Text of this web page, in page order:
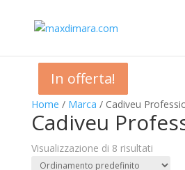
Home / Marca / Cadiveu
Cadiveu
Visualizzazione di 8 risultati
In offerta!
In offerta!
In offerta!
In offerta!